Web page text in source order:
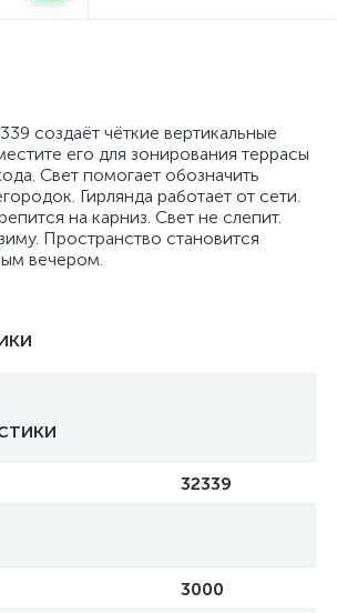
создаёт чёткие вертикальные
его для зонирования террасы
Свет помогает обозначить
Гирлянда работает от сети.
на карниз. Свет не слепит.
Пространство становится
вечером.
32339
3000